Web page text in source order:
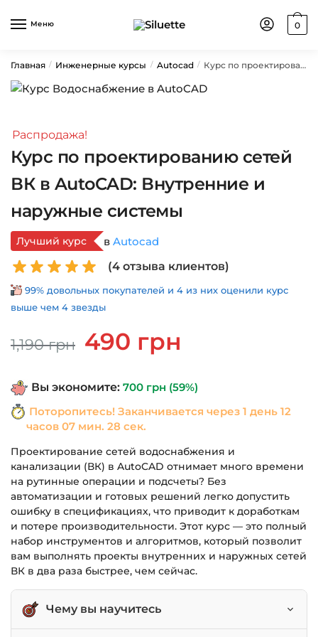
Меню 0
Главная / Инженерные курсы / Autocad / Курс по проектированию сетей ВК в AutoCAD: Внутренние и наружные системы
Распродажа!
Курс по проектированию сетей
ВК в AutoCAD: Внутренние и
наружные системы
Лучший курс в Autocad
(4отзыва клиентов)
99% довольных покупателей и 4 из них оценили курс
выше чем 4 звезды
1,190грн
Первоначальная
цена
1,190 грн.
490 грн
Вы экономите: 700 грн (59%)
Поторопитесь! Заканчивается через 1 день 12
часов 07 мин. 28 сек.
Проектирование сетей водоснабжения и
канализации (ВК) в AutoCAD отнимает много времени
на рутинные операции и подсчеты? Без
автоматизации и готовых решений легко допустить
ошибку в спецификациях, что приводит к доработкам
и потере производительности. Этот курс — это полный
набор инструментов и алгоритмов, который позволит
вам выполнять проекты внутренних и наружных сетей
ВК в два раза быстрее, чем сейчас.
Чему вы научитесь